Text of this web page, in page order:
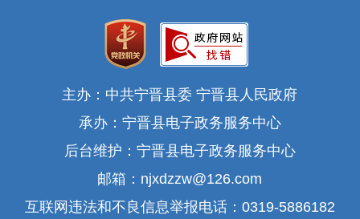
主办：中共宁晋县委 宁晋县人民政府
承办：宁晋县电子政务服务中心
后台维护：宁晋县电子政务服务中心
邮箱：njxdzzw@126.com
互联网违法和不良信息举报电话：0319-5886182